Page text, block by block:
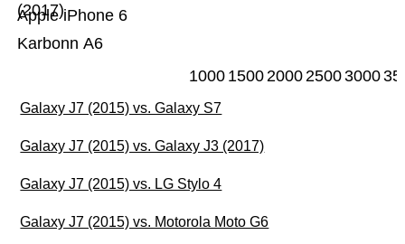
Karbonn A6
Apple iPhone 6
(2017)
1000 1500200025003000
Galaxy J7 (2015) vs. Galaxy S7
Galaxy J7 (2015) vs. Galaxy J3 (2017)
Galaxy J7 (2015) vs. LG Stylo 4
Galaxy J7 (2015) vs. Motorola Moto G6